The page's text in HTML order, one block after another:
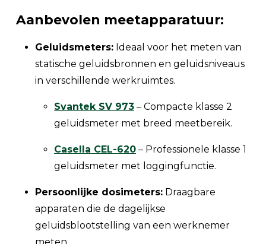
Aanbevolen meetapparatuur:
Geluidsmeters: Ideaal voor het meten van
statische geluidsbronnen en geluidsniveaus
in verschillende werkruimtes.
Svantek SV 973 – Compacte klasse 2
geluidsmeter met breed meetbereik.
Casella CEL-620 – Professionele klasse 1
geluidsmeter met loggingfunctie.
Persoonlijke dosimeters: Draagbare
apparaten die de dagelijkse
geluidsblootstelling van een werknemer